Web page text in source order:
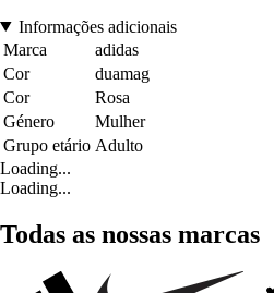
Informações adicionais
Marca
adidas
Cor
duamag
Cor
Rosa
Género
Mulher
Grupo etário Adulto
Loading...
Loading...
Todas as nossas marcas